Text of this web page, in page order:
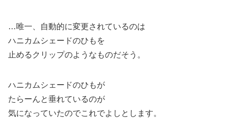
…唯一、自動的に変更されているのは
ハニカムシェードのひもを
止めるクリップのようなものだそう。
ハニカムシェードのひもが
たらーんと垂れているのが
気になっていたのでこれでよしとします。